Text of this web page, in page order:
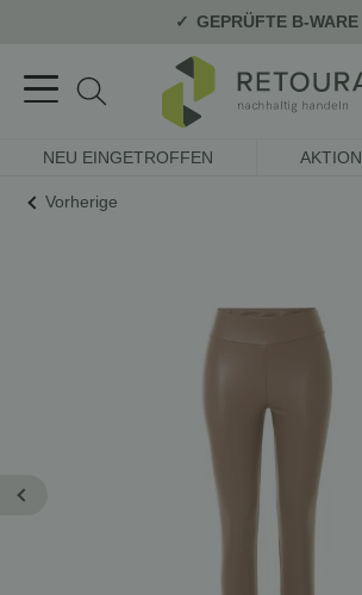
GEPRÜFTE B-WARE
NEU EINGETROFFEN AKTION
Vorherige